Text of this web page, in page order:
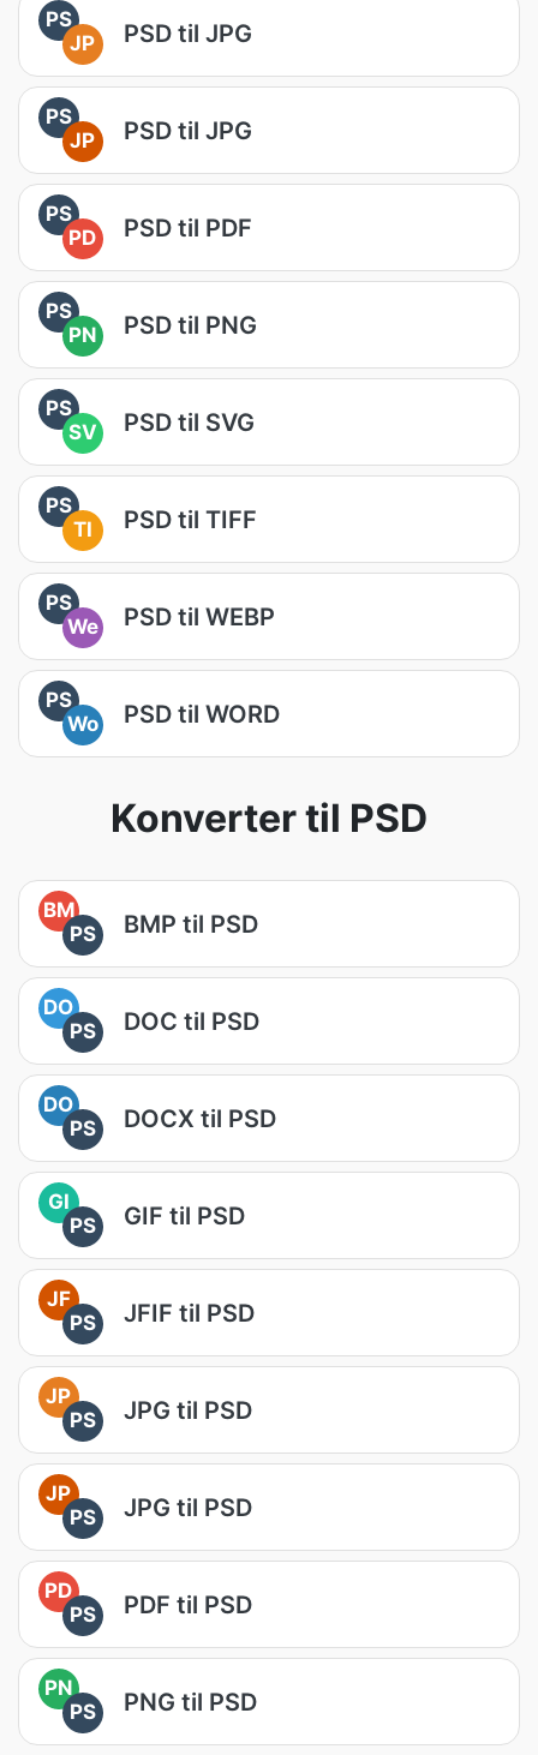
PS
JP
PSD til JPG
PS
JP
PSD til JPG
PS
PD
PSD til PDF
PS
PN
PSD til PNG
PS
SV
PSD til SVG
PS
TI
PSD til TIFF
PS
We
PSD til WEBP
PS
Wo
PSD til WORD
Konverter til PSD
BM
PS
BMP til PSD
DO
PS
DOC til PSD
DO
PS
DOCX til PSD
GI
PS
GIF til PSD
JF
PS
JFIF til PSD
JP
PS
JPG til PSD
JP
PS
JPG til PSD
PD
PS
PDF til PSD
PN
PS
PNG til PSD